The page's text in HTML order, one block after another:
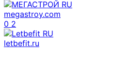
megastroy.com
0 2
letbefit.ru